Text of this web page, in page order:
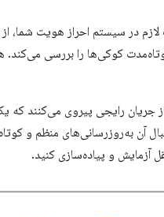
لازم در سیستم احراز هویت شما،
کوکی‌ها را بررسی
آن به‌روزرسانی‌های منظم و
آزمایش و پیاده‌سازی کنید.